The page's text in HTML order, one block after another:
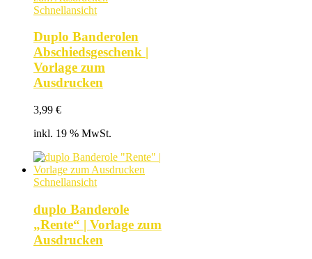
Schnellansicht
Duplo Banderolen
Abschiedsgeschenk |
Vorlage zum
Ausdrucken
3,99 €
inkl. 19 % MwSt.
Schnellansicht
duplo Banderole
„Rente“ | Vorlage zum
Ausdrucken